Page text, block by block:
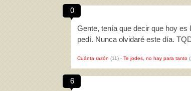
0
Gente, tenía que decir que hoy
pedí. Nunca olvidaré este día.
Cuánta razón (11) - Te jodes, no hay para tanto
6